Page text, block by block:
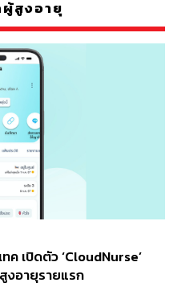
สูงอายุ
เปิดตัว ‘CloudNurse’
อายุรายแรก